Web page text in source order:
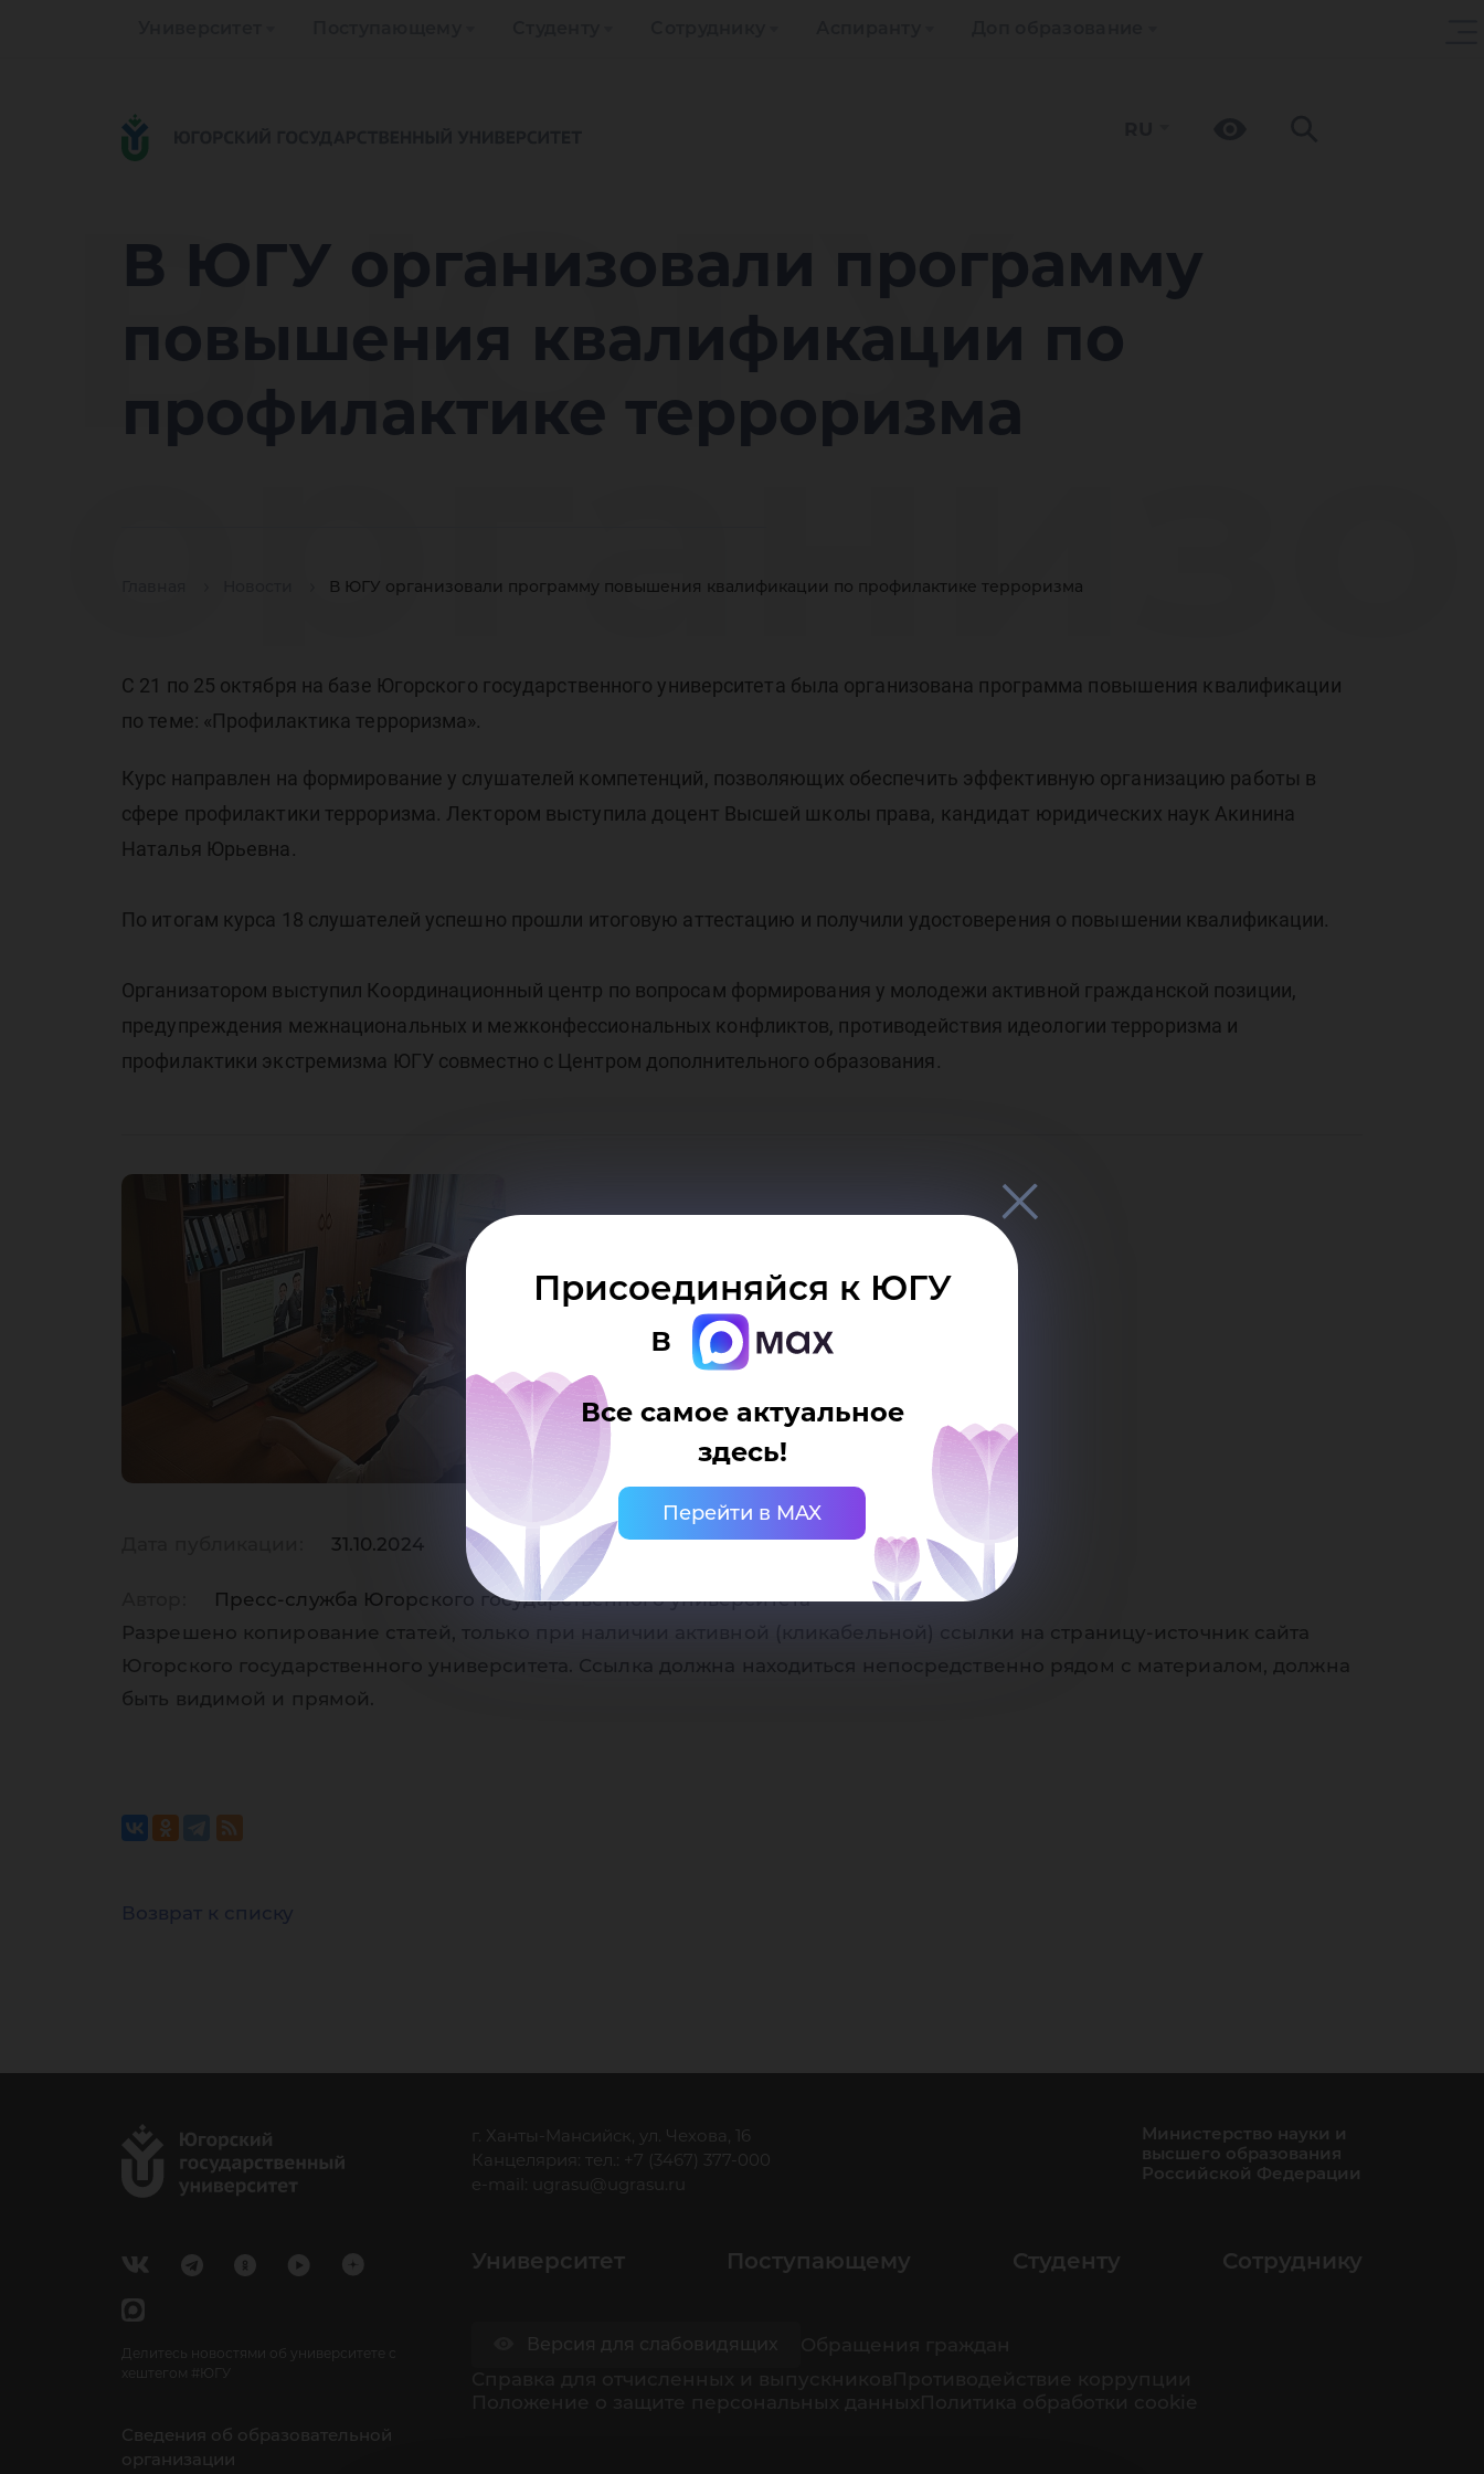
В ЮГУ организовали программу
повышения квалификации по
профилактике терроризма
В ЮГУ организовали программу повышения квалификации по профилактике терроризма
В ЮГУ
по
Присоединяйся к ЮГУ
в
Все самое актуальное
здесь!
Перейти в MAX
С 21 по 25 октября на базе Югорского государственного университета была организована программа повышения квалификации
по теме: «Профилактика терроризма».
Курс направлен на формирование у слушателей компетенций, позволяющих обеспечить эффективную организацию работы в
сфере профилактики терроризма. Лектором выступила доцент Высшей школы права, кандидат юридических наук Акинина
Наталья Юрьевна.
По итогам курса 18 слушателей успешно прошли итоговую аттестацию и получили удостоверения о повышении квалификации.
Организатором выступил Координационный центр по вопросам формирования у молодежи активной гражданской позиции,
предупреждения межнациональных и межконфессиональных конфликтов, противодействия идеологии терроризма и
профилактики экстремизма ЮГУ совместно с Центром дополнительного образования.
31.10.2024
Пресс-служба Югорского государственного университета
Разрешено копирование статей, только при наличии активной (кликабельной) ссылки на страницу-источник сайта
Югорского государственного университета. Ссылка должна находиться непосредственно рядом с материалом, должна
быть видимой и прямой.
Возврат к списку
Делитесь новостями об университете с
хештегом #ЮГУ
Сведения об образовательной
организации
г. Ханты-Мансийск, ул. Чехова, 16
Канцелярия: тел.: +7 (3467) 377-000
e-mail:
ugrasu@ugrasu.ru
Министерство науки и
высшего образования
Российской Федерации
Университет Поступающему Студенту Сотруднику